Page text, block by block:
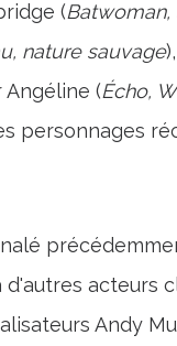
(Batwoman,
nature sauvage
(Écho,
personnages
acteurs
Andy